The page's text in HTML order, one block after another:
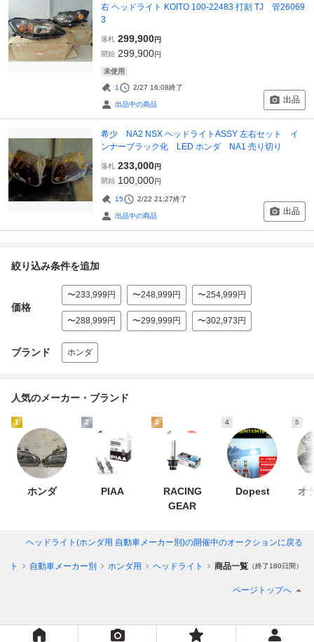
右 ヘッドライト KOITO 100-22483 打刻 TJ 管26069
3
落札 299,900円
開始 299,900円
未使用
1 2/27 16:08終了
出品中の商品 出品
希少 NA2 NSX ヘッドライトASSY 左右セット イ
ンナーブラック化 LED ホンダ NA1 売り切り
落札 233,000円
開始 100,000円
15 2/22 21:27終了
出品中の商品 出品
絞り込み条件を追加
価格
〜233,999円 〜248,999円 〜254,999円
〜288,999円 〜299,999円 〜302,973円
ブランド ホンダ
人気のメーカー・ブランド
1
ホンダ
2
PIAA
3
RACING
GEAR
4
Dopest
5
オ
ヘッドライト(ホンダ用 自動車メーカー別)の開催中のオークションに戻る
ト 自動車メーカー別 ホンダ用 ヘッドライト 商品一覧 （終了180日間）
ページトップへ